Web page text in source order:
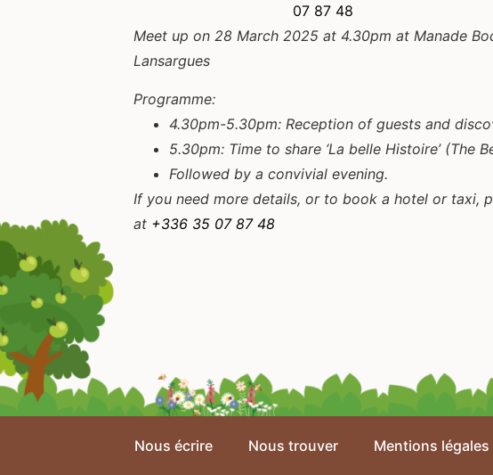
07 87 48
Meet up on 28 March 2025 at 4.30pm at Manade
Lansargues
Programme:
4.30pm-5.30pm: Reception of guests and
5.30pm: Time to share ‘La belle Histoire’ (The
Followed by a convivial evening.
If you need more details, or to book a hotel or taxi,
at +336 35 07 87 48
Nous écrire Nous trouver Mentions légales